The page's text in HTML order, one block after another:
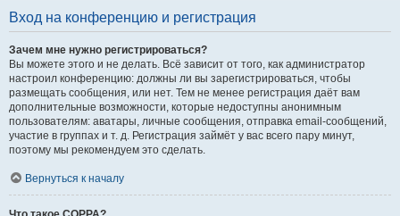
Вход на конференцию и регистрация
Зачем мне нужно регистрироваться?
Вы можете этого и не делать. Всё зависит от того, как администратор
настроил конференцию: должны ли вы зарегистрироваться, чтобы
размещать сообщения, или нет. Тем не менее регистрация даёт вам
дополнительные возможности, которые недоступны анонимным
пользователям: аватары, личные сообщения, отправка email-сообщений,
участие в группах и т. д. Регистрация займёт у вас всего пару минут,
поэтому мы рекомендуем это сделать.
Вернуться к началу